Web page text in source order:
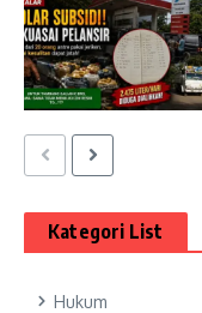
Kategori List
Hukum